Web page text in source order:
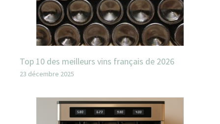
Top 10 des meilleurs vins français de 2026
23 décembre 2025